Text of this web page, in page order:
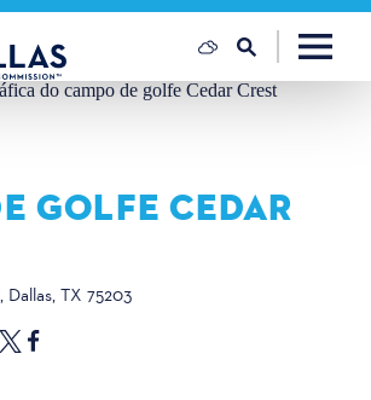
GOLFE CEDAR
Dallas, TX 75203